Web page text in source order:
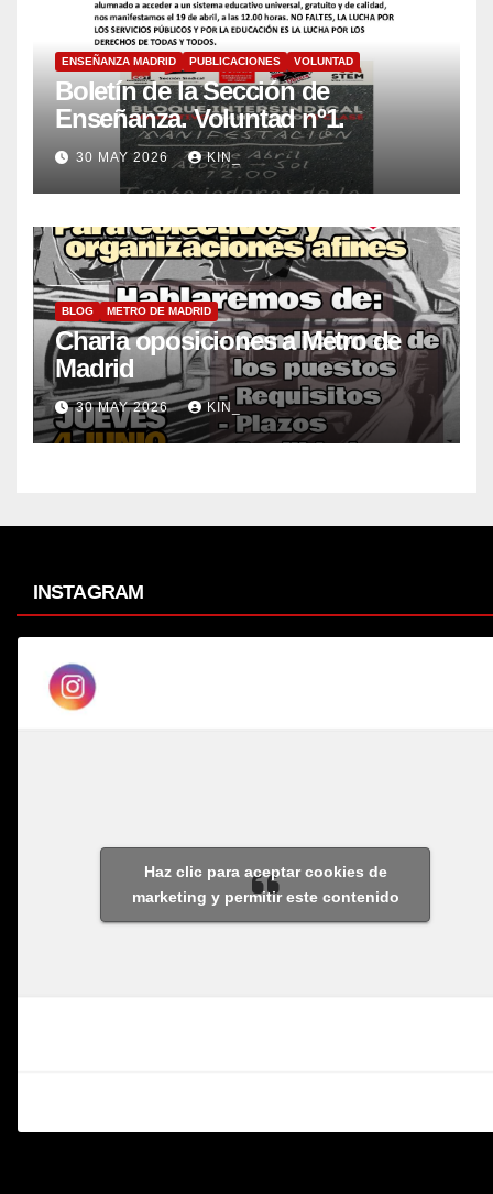
ENSEÑANZA MADRID PUBLICACIONES VOLUNTAD
Boletín de la Sección de
Enseñanza. Voluntad nº1.
30 MAY 2026 KIN_
BLOG METRO DE MADRID
Charla oposiciones a Metro de
Madrid
30 MAY 2026 KIN_
INSTAGRAM
Haz clic para aceptar cookies de
marketing y permitir este contenido